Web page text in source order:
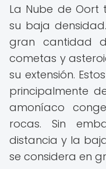
La Nube de
su baja
gran cantidad
cometas y
su extensión.
principalmente
amoníaco
rocas. Sin
distancia y la
se considera en